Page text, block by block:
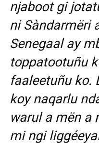
njaboot gi
ni Sàndarmëri
Senegaal ay
toppatootuñu
faaleetuñu ko.
koy naqarlu
warul a mën a
mi ngi